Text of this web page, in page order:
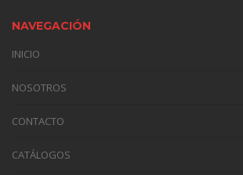
NAVEGACIÓN
INICIO
NOSOTROS
CONTACTO
CATÁLOGOS